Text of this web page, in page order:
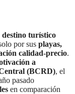
destino turístico
por sus playas,
calidad-precio.
a
(BCRD), el
pasado
en comparación